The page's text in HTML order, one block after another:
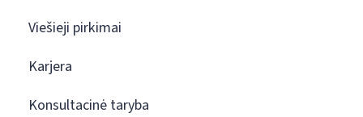
Viešieji pirkimai
Karjera
Konsultacinė taryba